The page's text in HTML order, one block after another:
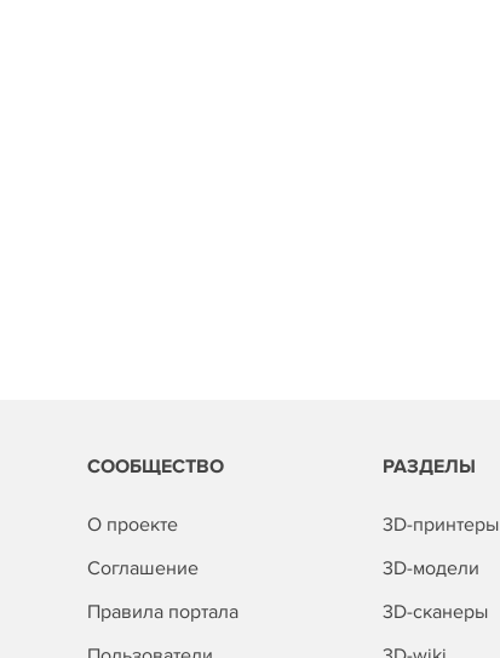
СООБЩЕСТВО
О проекте
Соглашение
Правила портала
РАЗДЕЛЫ
3D-принтеры
3D-модели
3D-сканеры